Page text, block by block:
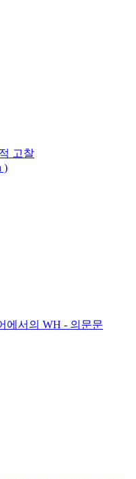
고찰
)
에서의 WH - 의문문